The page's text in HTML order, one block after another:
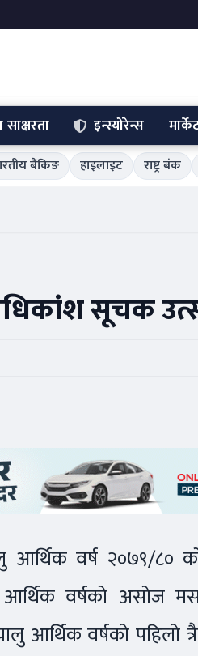
साक्षरता इन्स्योरेन्स
बैंकिङ हाइलाइट राष्ट्र बंक
सूचक
वर्ष २०७९/८०
वर्षको असोज
आर्थिक वर्षको पहिलो